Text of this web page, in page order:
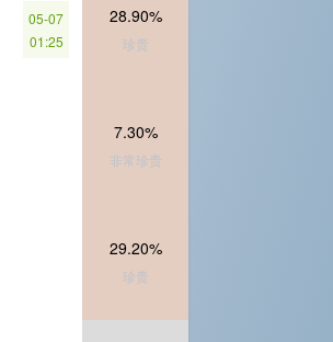
05-07
01:25
28.90%
珍贵
7.30%
非常珍贵
29.20%
珍贵